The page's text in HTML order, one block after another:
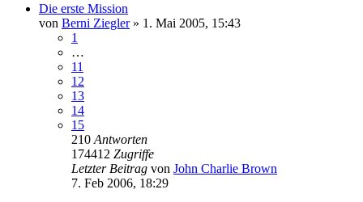
Die erste Mission
von Berni Ziegler» 1. Mai 2005, 15:43
1
…
11
12
13
14
15
210 Antworten
174412 Zugriffe
Letzter Beitrag von John Charlie Brown
7. Feb 2006, 18:29